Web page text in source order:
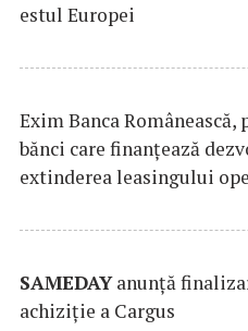
estul Europei
Exim Banca
bănci care finanțează
extinderea leasingului
SAMEDAYanunță
achiziție a Cargus